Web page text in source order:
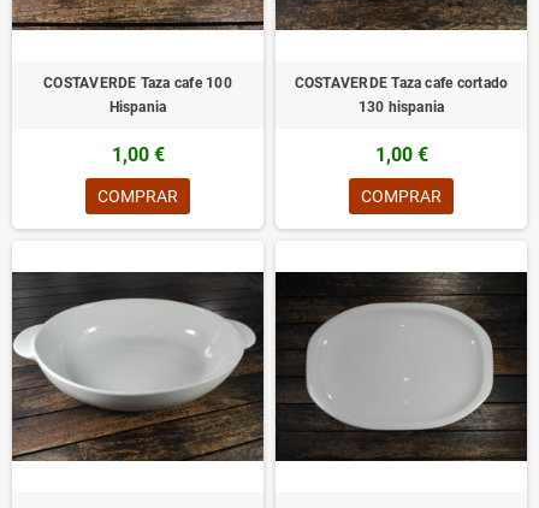
COSTAVERDE Taza cafe 100
Hispania
1,00 €
COMPRAR
COSTAVERDE Taza cafe cortado
130 hispania
1,00 €
COMPRAR